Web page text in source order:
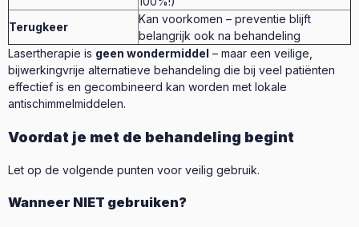
Terugkeer
Kan voorkomen – preventie blijft
belangrijk ook na behandeling
Lasertherapie is geen wondermiddel – maar een veilige,
bijwerkingvrije alternatieve behandeling die bij veel patiënten
effectief is en gecombineerd kan worden met lokale
antischimmelmiddelen.
Voordat je met de behandeling begint
Let op de volgende punten voor veilig gebruik.
Wanneer NIET gebruiken?